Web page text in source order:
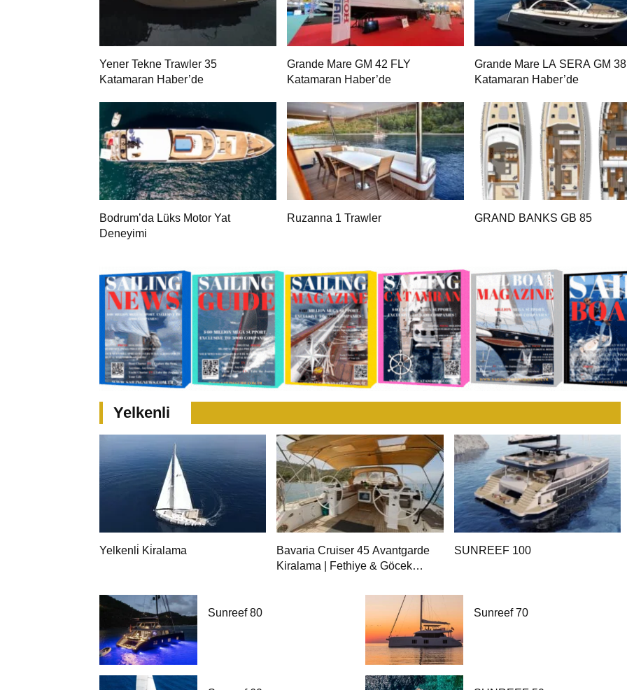
Grande
Yener Tekne Trawler 35
Katamaran Haber’de
Grande Mare GM 42 FLY
Katamaran Haber’de
Grande Mare LA SERA GM 38
Katamaran Haber’de
Bodrum’da Lüks Motor Yat
Deneyimi
Ruzanna 1 Trawler GRAND BANKS GB 85
Yelkenli
Yelkenli̇ Ki̇ralama
Bavaria Cruiser 45 Avantgarde
Kiralama | Fethiye & Göcek
SUNREEF 100
Sunreef 80 Sunreef 70